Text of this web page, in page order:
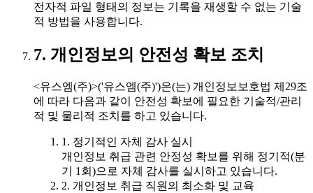
전자적 파일 형태의 정보는 기록을 재생할 수 없는 기술
적 방법을 사용합니다.
7. 개인정보의 안전성 확보 조치
<유스엠(주)>('유스엠(주)')은(는) 개인정보보호법 제29조
에 따라 다음과 같이 안전성 확보에 필요한 기술적/관리
적 및 물리적 조치를 하고 있습니다.
1. 정기적인 자체 감사 실시
개인정보 취급 관련 안정성 확보를 위해 정기적(분
기 1회)으로 자체 감사를 실시하고 있습니다.
2. 개인정보 취급 직원의 최소화 및 교육